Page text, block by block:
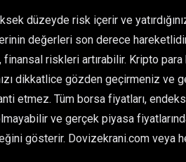
düzeyde risk içerir ve yatırdığınız
değerleri son derece
riskleri artırabilir. Kripto
dikkatlice gözden geçirmeniz ve
etmez. Tüm borsa fiyatları,
ve gerçek piyasa
gösterir. Dovizekrani.com veya